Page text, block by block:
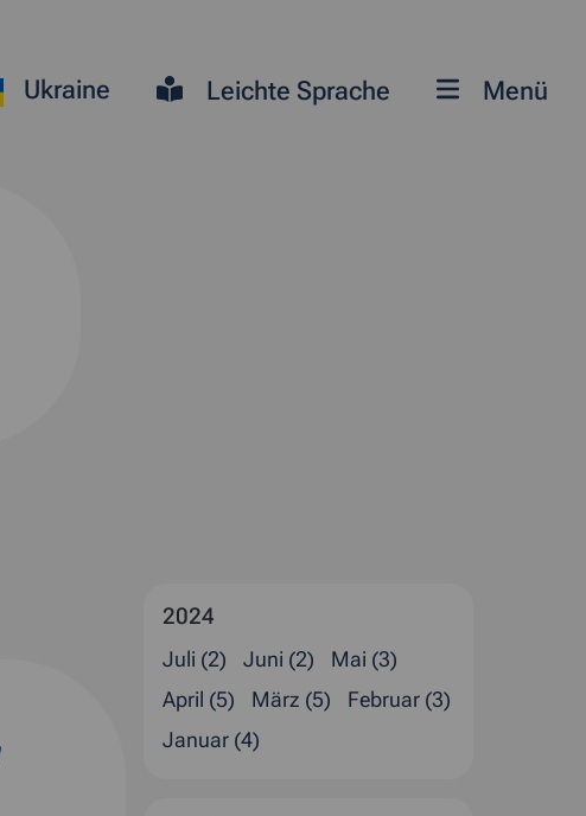
Ukraine Leichte Sprache Menü
2024
Juli (2) Juni (2)
Mai (3)
April (5)
März (5)
Februar (3)
Januar (4)